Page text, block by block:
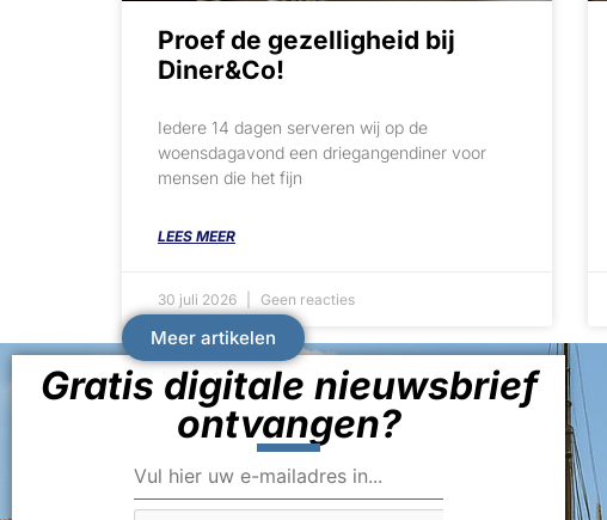
Proef de gezelligheid bij
Diner&Co!
Iedere 14 dagen serveren wij op de
woensdagavond een driegangendiner voor
mensen die het fijn
LEES MEER
30 juli 2026 Geen reacties
Meer artikelen
Gratis digitale nieuwsbrief
ontvangen?